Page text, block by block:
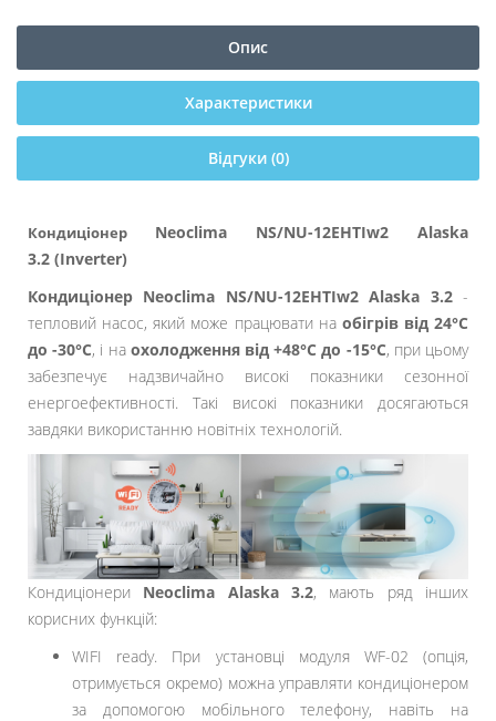
Опис
Характеристики
Відгуки (0)
Кондиціонер Neoclima NS/NU-12EHTIw2 Alaska
3.2 (Inverter)
Кондиціонер Neoclima NS/NU-12EHTIw2Alaska 3.2-
тепловий насос, який може працювати на обігрів від 24°С
до -30°С, і на охолодження від +48°С до -15°С, при цьому
забезпечує надзвичайно високі показники сезонної
енергоефективності. Такі високі показники досягаються
завдяки використанню новітніх технологій.
Кондиціонери Neoclima Alaska 3.2, мають ряд інших
корисних функцій:
WIFI ready. При установці модуля WF-02 (опція,
отримується окремо) можна управляти кондиціонером
за допомогою мобільного телефону, навіть на